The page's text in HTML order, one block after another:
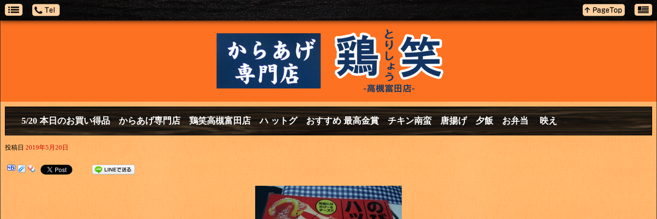
5/20 本日のお買い得品 からあげ専門店 鶏笑高槻富田店 ハ ットグ おすすめ 最高金賞 チキン南蛮 唐揚げ 夕飯 お弁当 映え
投稿日 2019年5月20日